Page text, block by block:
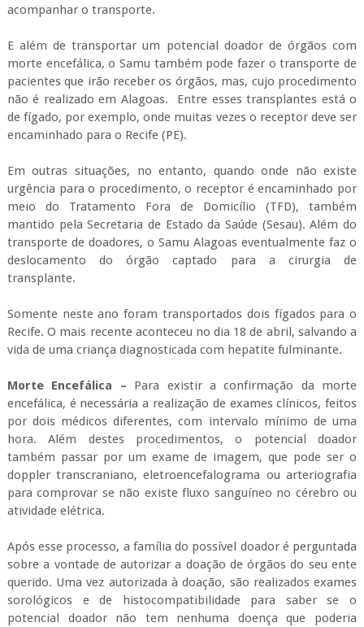
acompanhar o transporte.
E além de transportar um potencial doador de órgãos com
morte encefálica, o Samu também pode fazer o transporte de
pacientes que irão receber os órgãos, mas, cujo procedimento
não é realizado em Alagoas. Entre esses transplantes está o
de fígado, por exemplo, onde muitas vezes o receptor deve ser
encaminhado para o Recife (PE).
Em outras situações,
no entanto, quando onde não existe
urgência para o procedimento, o receptor é encaminhado por
meio do Tratamento Fora de Domicílio (TFD), também
mantido pela Secretaria de Estado da Saúde (Sesau). Além do
transporte de doadores, o Samu Alagoas eventualmente faz o
deslocamento do órgão captado para a cirurgia de
transplante.
Somente neste ano foram transportados dois fígados para o
Recife. O mais recente aconteceu no dia 18 de abril, salvando a
vida de uma criança diagnosticada com hepatite fulminante.
Morte Encefálica – Para existir a confirmação da morte
encefálica, é necessária a realização de exames clínicos, feitos
por dois médicos diferentes, com intervalo mínimo de uma
hora. Além destes procedimentos, o potencial doador
também passar por um exame de imagem, que pode ser o
doppler transcraniano, eletroencefalograma ou arteriografia
para comprovar se não existe fluxo sanguíneo no cérebro ou
atividade elétrica.
Após esse processo, a família do possível doador é perguntada
sobre a vontade de autorizar a doação de órgãos do seu ente
querido. Uma vez autorizada à doação, são realizados exames
sorológicos e de histocompatibilidade para saber se o
potencial doador não tem nenhuma doença que poderia